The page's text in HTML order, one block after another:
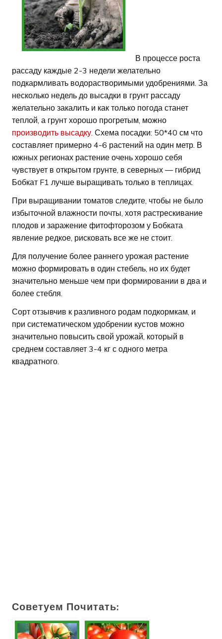
В процессе роста
рассаду каждые 2-3 недели желательно
подкармливать водорастворимыми удобрениями. За
несколько недель до высадки в грунт рассаду
желательно закалить и как только погода станет
теплой, а грунт хорошо прогретым, можно
производить высадку. Схема посадки: 50*40 см что
составляет примерно 4-6 растений на один метр. В
южных регионах растение очень хорошо себя
чувствует в открытом грунте, в северных — гибрид
Бобкат F1 лучше выращивать только в теплицах.
При выращивании томатов следите, чтобы не было
избыточной влажности почты, хотя растрескивание
плодов и заражение фитофторозом у Бобката
явление редкое, рисковать все же не стоит.
Для получение более раннего урожая растение
можно формировать в один стебель, но их будет
значительно меньше чем при формировании в два и
более стебля.
Сорт отзывчив к разливного родам подкормкам, и
при систематическом удобрении кустов можно
значительно повысить свой урожай, который в
среднем составляет 3-4 кг с одного метра
квадратного.
Советуем Почитать: